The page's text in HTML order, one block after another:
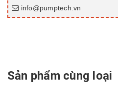
info@pumptech.vn
Sản phẩm cùng loại